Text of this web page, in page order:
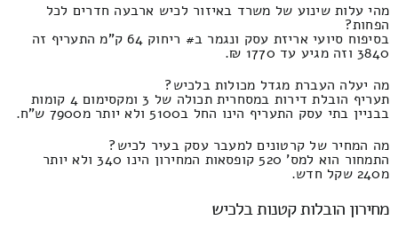
מהי עלות שינוע של משרד באיזור לכיש ארבעה חדרים לכל
הפחות?
בסיפוח סיועי אריזת עסק ונגמר ב# ריחוק 64 ק"מ התעריף זה
3840 וזה מגיע עד 1770 ₪.
מה יעלה העברת מגדל מכולות בלכיש?
תעריף הובלת דירות במסחרית תכולה של 3 ומקסימום 4 קומות
בבניין בתי עסק התעריף הינו החל ב5100 ולא יותר מ7900 ש"ח.
מה המחיר של קרטונים למעבר עסק בעיר לכיש?
התמחור הוא למס' 520 קופסאות המחירון הינו 340 ולא יותר
מ240 שקל חדש.
מחירון הובלות קטנות בלכיש